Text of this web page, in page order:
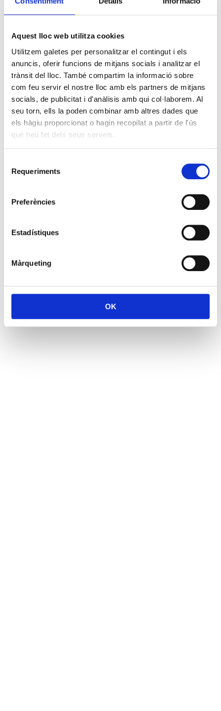
Aquest lloc web utilitza cookies
Utilitzem galetes per personalitzar el contingut i els
anuncis, oferir funcions de mitjans socials i analitzar el
trànsit del lloc. També compartim la informació sobre
com feu servir el nostre lloc amb els partners de mitjans
socials, de publicitat i d'anàlisis amb qui col·laborem. Al
seu torn, ells la poden combinar amb altres dades que
els hàgiu proporcionat o hagin recopilat a partir de l'ús
que heu fet dels seus serveis.
Requeriments
Preferències
Estadístiques
Màrqueting
OK